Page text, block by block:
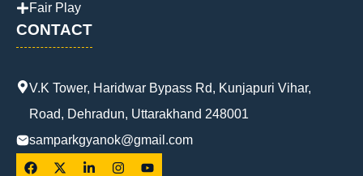
Fair Play
CONTACT
V.K Tower, Haridwar Bypass Rd, Kunjapuri Vihar,
Road, Dehradun, Uttarakhand 248001
samparkgyanok@gmail.com